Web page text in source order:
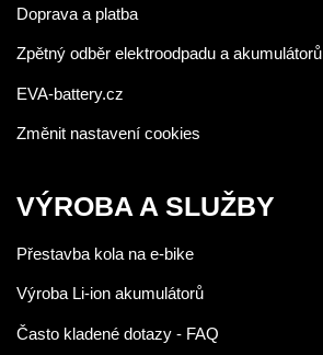
Doprava a platba
Zpětný odběr elektroodpadu a akumulátorů
EVA-battery.cz
Změnit nastavení cookies
VÝROBA A SLUŽBY
Přestavba kola na e-bike
Výroba Li-ion akumulátorů
Často kladené dotazy - FAQ